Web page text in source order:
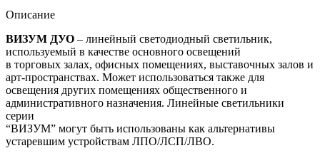
Описание
ВИЗУМ ДУО – линейный светодиодный светильник,
используемый в качестве основного освещений
в торговых залах, офисных помещениях, выставочных залов и
арт-пространствах. Может использоваться также для
освещения других помещениях общественного и
административного назначения. Линейные светильники
серии
“ВИЗУМ” могут быть использованы как альтернативы
устаревшим устройствам ЛПО/ЛСП/ЛВО.